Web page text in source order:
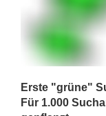
Erste "grüne"
Für 1.000